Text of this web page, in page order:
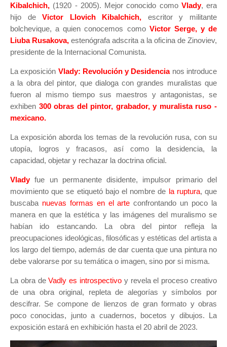
Kibalchich, (1920 - 2005). Mejor conocido como Vlady, era
hijo deVictor Llovich Kibalchich, escritor y militante
bolchevique, a quien conocemos como Victor Serge, y de
Liuba Rusakova, estenógrafa adscrita a la oficina de Zinoviev,
presidente de la Internacional Comunista.
La exposición Vlady: Revolución y Desidencianos introduce
a la obra del pintor, que dialoga con grandes muralistas que
fueron al mismo tiempo sus maestros y antagonistas, se
exhiben 300 obras del pintor, grabador, y muralista ruso -
mexicano.
La exposición aborda los temas de la revolución rusa, con su
utopía, logros y fracasos, así como la desidencia, la
capacidad, objetar y rechazar la doctrina oficial.
Vladyfue un permanente disidente, impulsor primario del
movimiento que se etiquetó bajo el nombre de la ruptura, que
buscaba nuevas formas en el arteconfrontando un poco la
manera en que la estética y las imágenes del muralismo se
habían ido estancando. La obra del pintor refleja la
preocupaciones ideológicas, filosóficas y estéticas del artista a
los largo del tiempo, además de dar cuenta que una pintura no
debe valorarse por su temática o imagen, sino por si misma.
La obra deVadly es introspectivo y revela el proceso creativo
de una obra original, repleta de alegorías y símbolos por
descifrar. Se compone de lienzos de gran formato y obras
poco conocidas, junto a cuadernos, bocetos y dibujos. La
exposición estará en exhibición hasta el 20 abril de 2023.